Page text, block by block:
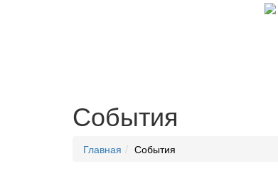
События
Главная События